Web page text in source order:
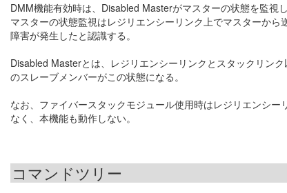
DMM機能有効時は、Disabled Masterがマスターの状態を監視
マスターの状態監視はレジリエンシーリンク上でマスターか
障害が発生したと認識する。
Disabled Masterとは、レジリエンシーリンクとスタックリン
のスレーブメンバーがこの状態になる。
なお、ファイバースタックモジュール使用時はレジリエンシ
なく、本機能も動作しない。
コマンドツリー